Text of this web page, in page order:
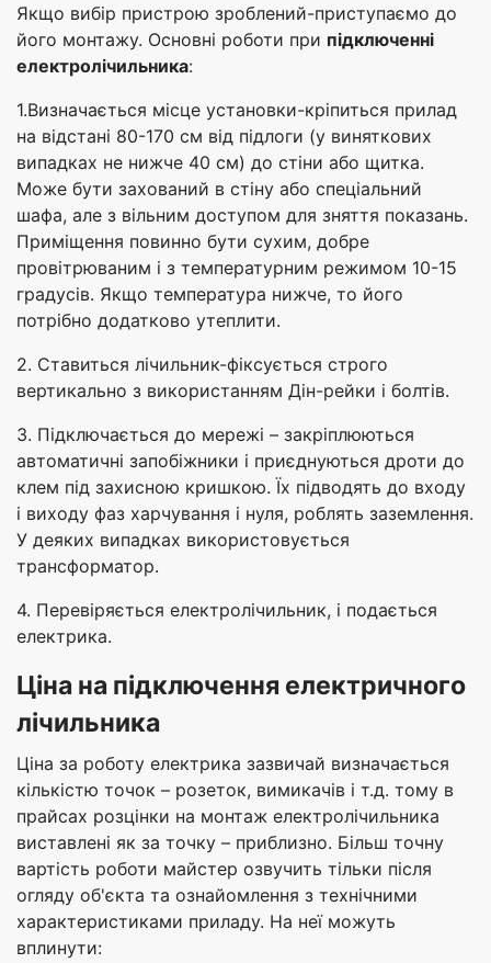
Якщо вибір пристрою зроблений-приступаємо до
його монтажу. Основні роботи при підключенні
електролічильника:
1.Визначається місце установки-кріпиться прилад
на відстані 80-170 см від підлоги (у виняткових
випадках не нижче 40 см) до стіни або щитка.
Може бути захований в стіну або спеціальний
шафа, але з вільним доступом для зняття показань.
Приміщення повинно бути сухим, добре
провітрюваним і з температурним режимом 10-15
градусів. Якщо температура нижче, то його
потрібно додатково утеплити.
2. Ставиться лічильник-фіксується строго
вертикально з використанням Дін-рейки і болтів.
3. Підключається до мережі – закріплюються
автоматичні запобіжники і приєднуються дроти до
клем під захисною кришкою. Їх підводять до входу
і виходу фаз харчування і нуля, роблять заземлення.
У деяких випадках використовується
трансформатор.
4. Перевіряється електролічильник, і подається
електрика.
Ціна на підключення електричного
лічильника
Ціна за роботу електрика зазвичай визначається
кількістю точок – розеток, вимикачів і т.д. тому в
прайсах розцінки на монтаж електролічильника
виставлені як за точку – приблизно. Більш точну
вартість роботи майстер озвучить тільки після
огляду об'єкта та ознайомлення з технічними
характеристиками приладу. На неї можуть
вплинути: